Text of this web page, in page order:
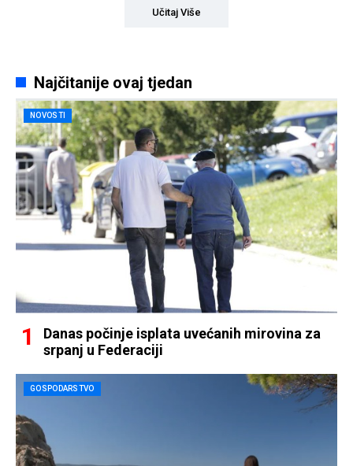
Učitaj Više
Najčitanije ovaj tjedan
NOVOSTI
Danas počinje isplata uvećanih mirovina za
srpanj u Federaciji
GOSPODARSTVO